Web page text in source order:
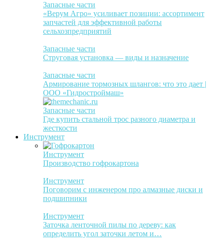
Запасные части
«Верум Агро» усиливает позиции: ассортимент
запчастей для эффективной работы
сельхозпредприятий
Запасные части
Струговая установка — виды и назначение
Запасные части
Армирование тормозных шлангов: что это дает |
ООО «Гидростроймаш»
Запасные части
Где купить стальной трос разного диаметра и
жесткости
Инструмент
Инструмент
Производство гофрокартона
Инструмент
Поговорим с инженером про алмазные диски и
подшипники
Инструмент
Заточка ленточной пилы по дереву: как
определить угол заточки летом и…